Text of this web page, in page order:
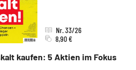
kaufen: 5 Aktien im Fokus
Nr. 33/26
8,90 €